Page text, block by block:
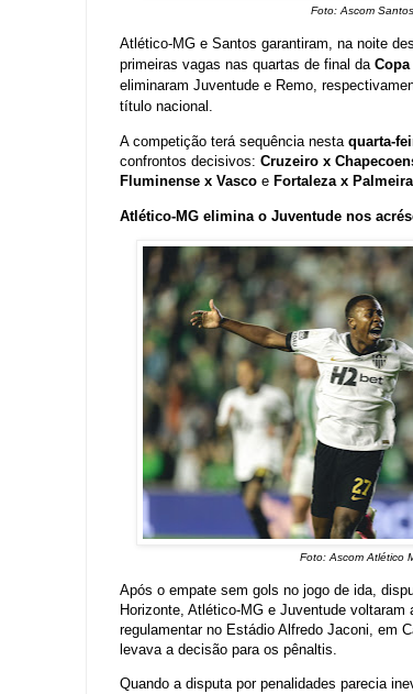
Foto: Ascom Santos
Atlético-MG e Santos garantiram, na noite
primeiras vagas nas quartas de final da Copa
eliminaram Juventude e Remo,
título nacional.
A competição terá sequência nesta quarta-
confrontos decisivos: Cruzeiro x
Fluminense x Vasco e Fortaleza x
Atlético-MG elimina o Juventude nos
Foto: Ascom Atlético
Após o empate sem gols no jogo de ida,
Horizonte, Atlético-MG e Juventude voltaram
regulamentar no Estádio Alfredo Jaconi, em
levava a decisão para os pênaltis.
Quando a disputa por penalidades parecia